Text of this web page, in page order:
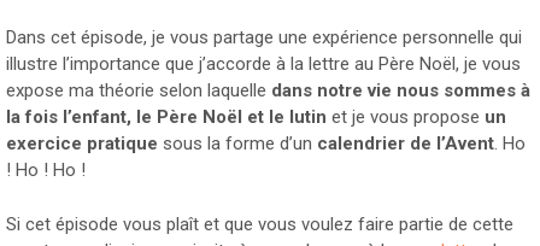
Dans cet épisode, je vous partage une expérience personnelle qui
illustre l’importance que j’accorde à la lettre au Père Noël, je vous
expose ma théorie selon laquelle dans notre vie nous sommes à
la fois l’enfant, le Père Noël et le lutin et je vous propose un
exercice pratique sous la forme d’un calendrier de l’Avent. Ho
! Ho ! Ho !
Si cet épisode vous plaît et que vous voulez faire partie de cette